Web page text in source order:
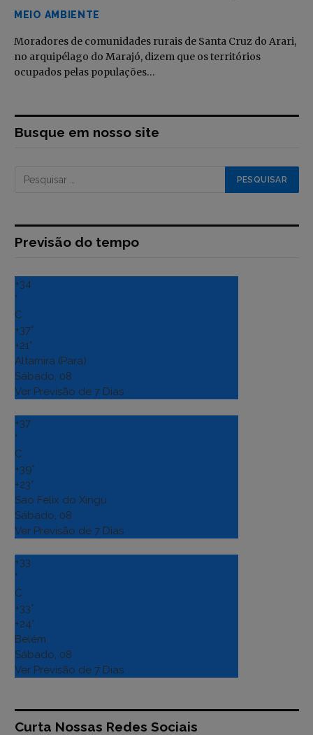
MEIO AMBIENTE
Moradores de comunidades rurais de Santa Cruz do Arari,
no arquipélago do Marajó, dizem que os territórios
ocupados pelas populações…
Busque em nosso site
Previsão do tempo
+34
°
C
+37°
+21°
Altamira (Para)
Sábado, 08
Ver Previsão de 7 Dias
+37
°
C
+39°
+23°
Sao Felix do Xingu
Sábado, 08
Ver Previsão de 7 Dias
+33
°
C
+33°
+24°
Belém
Sábado, 08
Ver Previsão de 7 Dias
Curta Nossas Redes Sociais